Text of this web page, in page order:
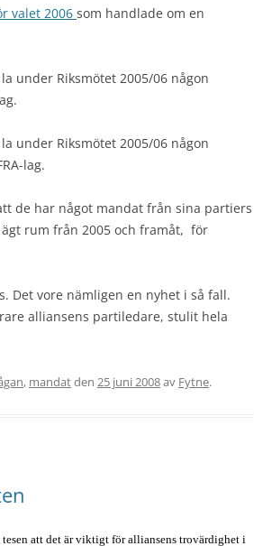
valet 2006 som handlade om en
under Riksmötet 2005/06 någon
under Riksmötet 2005/06 någon
lag.
de har något mandat från sina partiers
rum från 2005 och framåt, för
Det vore nämligen en nyhet i så fall.
alliansens partiledare, stulit hela
, mandatden 25 juni 2008av Fytne.
att det är viktigt för alliansens trovärdighet i